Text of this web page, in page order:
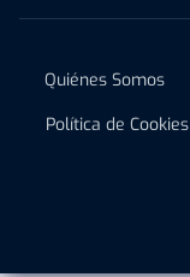
Quiénes Somos
Política de Cookies